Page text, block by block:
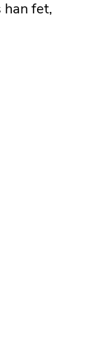
han fet,